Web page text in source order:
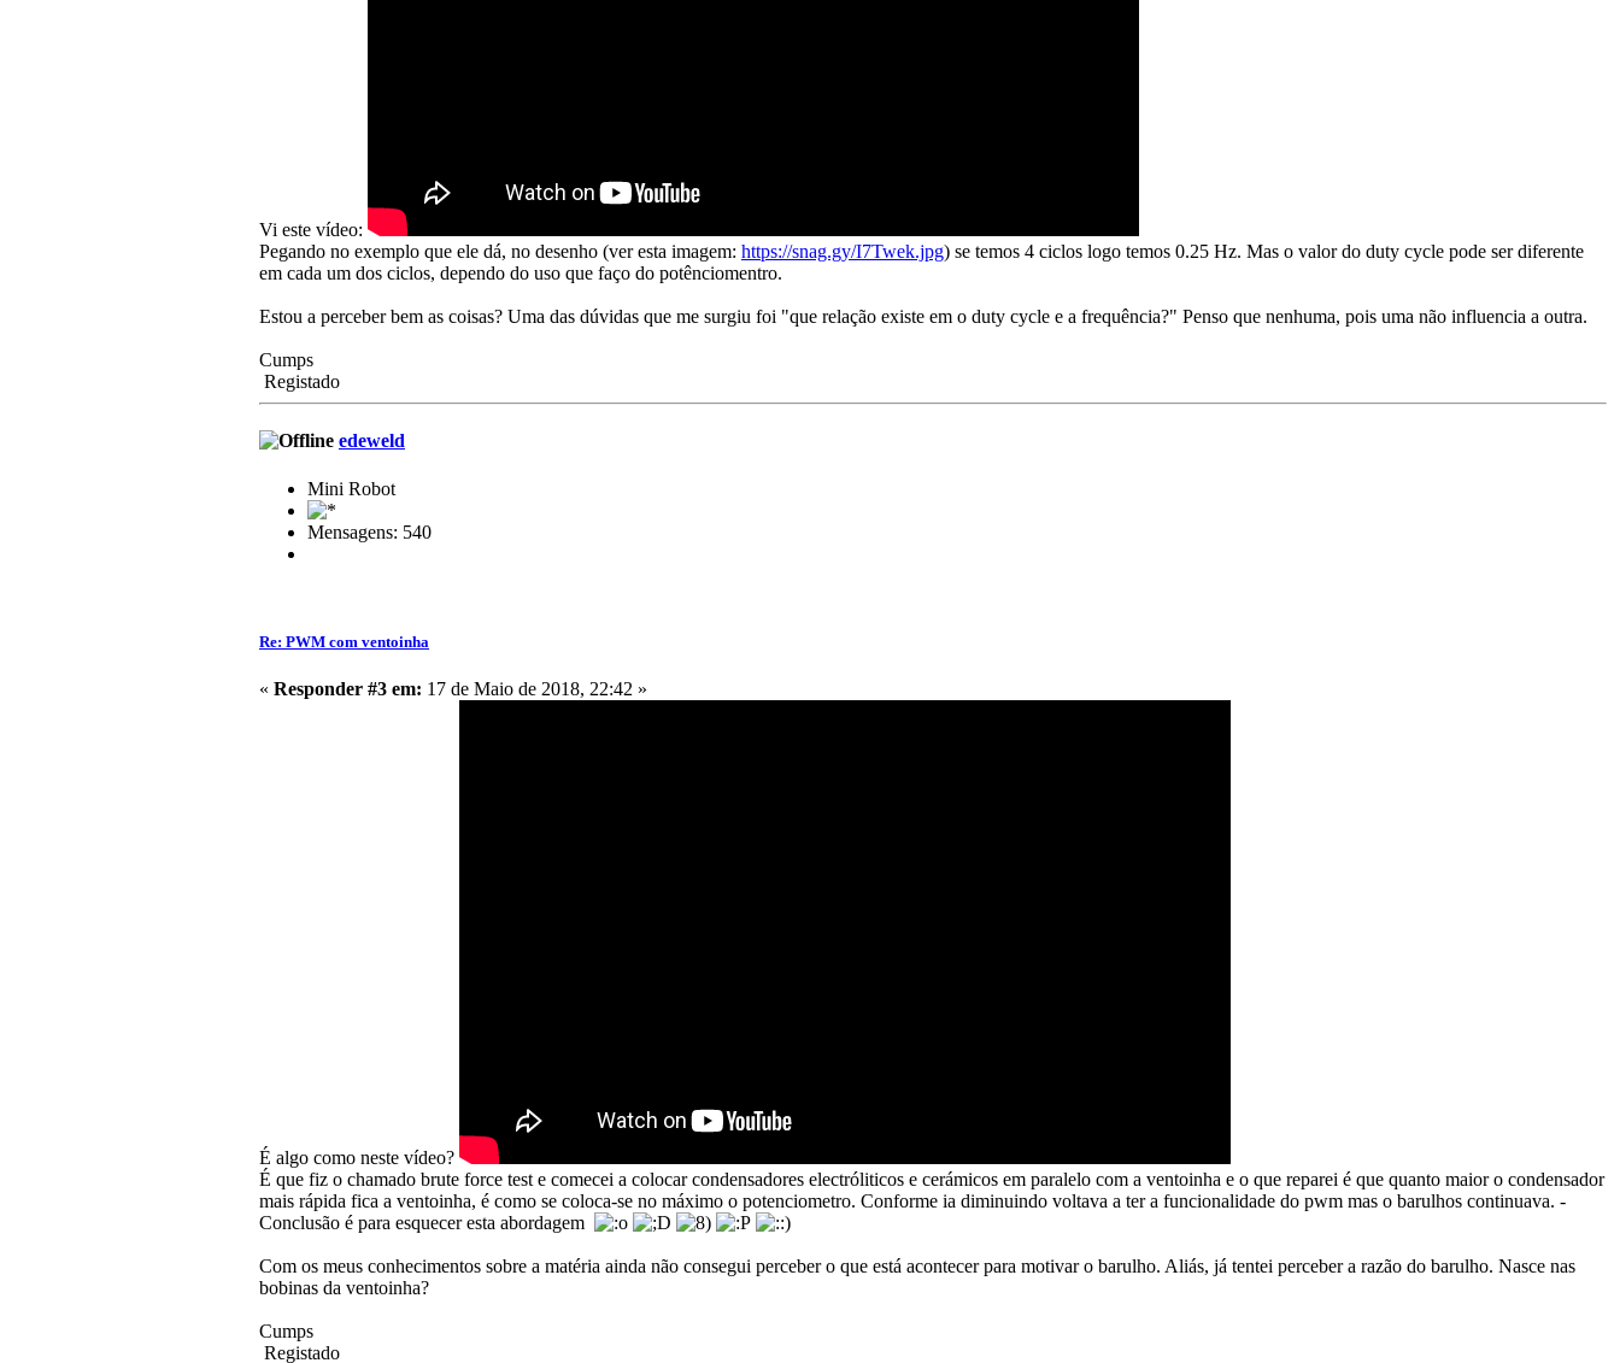
Vi este vídeo:
Pegando no exemplo que ele dá, no desenho (ver esta imagem: https://snag.gy/I7Twek.jpg) se temos 4 ciclos logo temos 0.25 Hz. Mas o valor do duty cycle pode ser diferente
em cada um dos ciclos, dependo do uso que faço do potênciomentro.
Estou a perceber bem as coisas? Uma das dúvidas que me surgiu foi "que relação existe em o duty cycle e a frequência?" Penso que nenhuma, pois uma não influencia a outra.
Cumps
Registado
edeweld
Mini Robot
Mensagens: 540
Re: PWM com ventoinha
« Responder #3 em: 17 de Maio de 2018, 22:42 »
É algo como neste vídeo?
É que fiz o chamado brute force test e comecei a colocar condensadores electróliticos e cerámicos em paralelo com a ventoinha e o que reparei é que quanto maior o condensador
mais rápida fica a ventoinha, é como se coloca-se no máximo o potenciometro. Conforme ia diminuindo voltava a ter a funcionalidade do pwm mas o barulhos continuava. -
Conclusão é para esquecer esta abordagem
Com os meus conhecimentos sobre a matéria ainda não consegui perceber o que está acontecer para motivar o barulho. Aliás, já tentei perceber a razão do barulho. Nasce nas
bobinas da ventoinha?
Cumps
Registado